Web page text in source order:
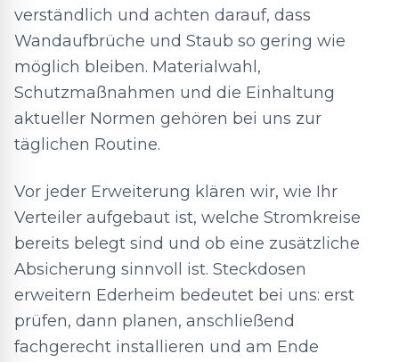
verständlich und achten darauf, dass
Wandaufbrüche und Staub so gering wie
möglich bleiben. Materialwahl,
Schutzmaßnahmen und die Einhaltung
aktueller Normen gehören bei uns zur
täglichen Routine.
Vor jeder Erweiterung klären wir, wie Ihr
Verteiler aufgebaut ist, welche Stromkreise
bereits belegt sind und ob eine zusätzliche
Absicherung sinnvoll ist. Steckdosen
erweitern Ederheim bedeutet bei uns: erst
prüfen, dann planen, anschließend
fachgerecht installieren und am Ende